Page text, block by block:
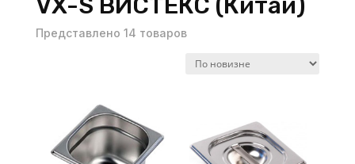
Представлено 14 товаров